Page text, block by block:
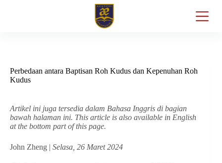
Perbedaan antara Baptisan Roh Kudus dan Kepenuhan Roh
Kudus
Artikel ini juga tersedia dalam Bahasa Inggris di bagian
bawah halaman ini. This article is also available in English
at the bottom part of this page.
John Zheng | Selasa, 26 Maret 2024